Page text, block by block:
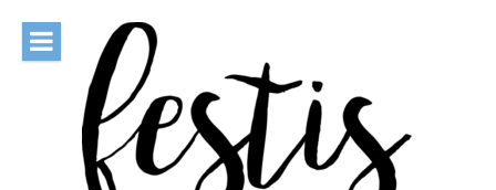
contenido